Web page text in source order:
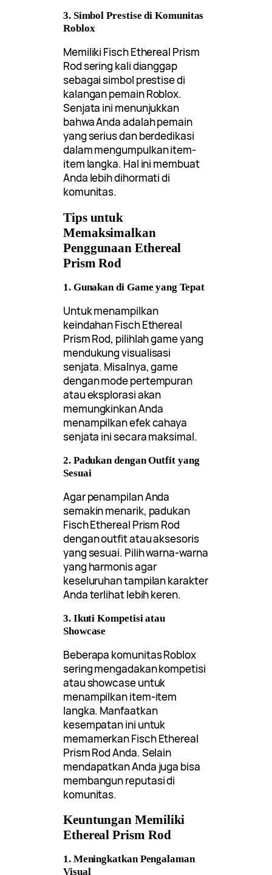
3. Simbol Prestise di Komunitas
Roblox
Memiliki Fisch Ethereal Prism
Rod sering kali dianggap
sebagai simbol prestise di
kalangan pemain Roblox.
Senjata ini menunjukkan
bahwa Anda adalah pemain
yang serius dan berdedikasi
dalam mengumpulkan item-
item langka. Hal ini membuat
Anda lebih dihormati di
komunitas.
Tips untuk
Memaksimalkan
Penggunaan Ethereal
Prism Rod
1. Gunakan di Game yang Tepat
Untuk menampilkan
keindahan Fisch Ethereal
Prism Rod, pilihlah game yang
mendukung visualisasi
senjata. Misalnya, game
dengan mode pertempuran
atau eksplorasi akan
memungkinkan Anda
menampilkan efek cahaya
senjata ini secara maksimal.
2. Padukan dengan Outfit yang
Sesuai
Agar penampilan Anda
semakin menarik, padukan
Fisch Ethereal Prism Rod
dengan outfit atau aksesoris
yang sesuai. Pilih warna-warna
yang harmonis agar
keseluruhan tampilan karakter
Anda terlihat lebih keren.
3. Ikuti Kompetisi atau
Showcase
Beberapa komunitas Roblox
sering mengadakan kompetisi
atau showcase untuk
menampilkan item-item
langka. Manfaatkan
kesempatan ini untuk
memamerkan Fisch Ethereal
Prism Rod Anda. Selain
mendapatkan Anda juga bisa
membangun reputasi di
komunitas.
Keuntungan Memiliki
Ethereal Prism Rod
1. Meningkatkan Pengalaman
Visual